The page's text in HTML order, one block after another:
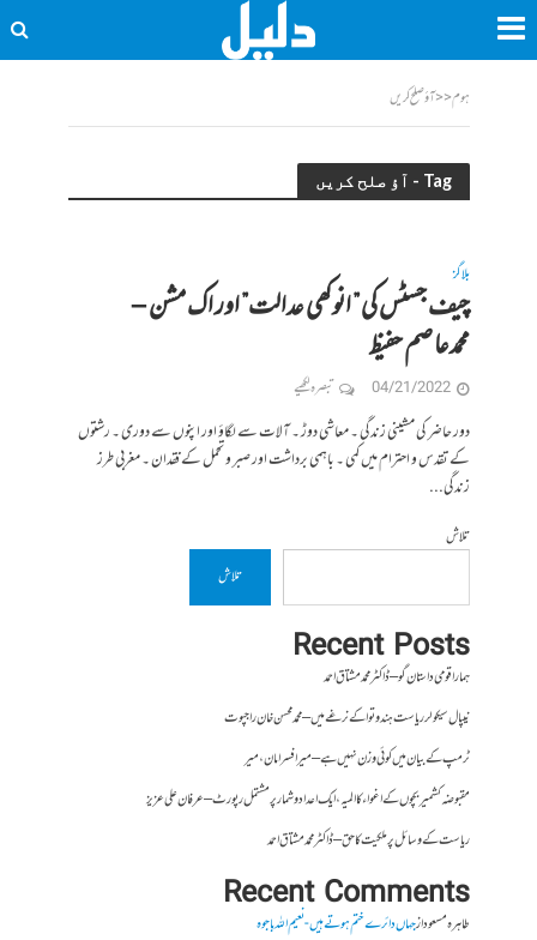
ہوم<<آؤ صلح کریں
Tag - آؤ صلح کریں
بلاگز
چیف جسٹس کی ” انوکھی عدالت” اور اک مشن –
محمدعاصم حفیظ
04/21/2022 تبصرہ لکھیے
دور حاضر کی مشینی زندگی ۔ معاشی دوڑ ۔ آلات سے لگاؤ اور اپنوں سے دوری ۔ رشتوں
کے تقدس و احترام میں کمی ۔ باہمی برداشت اور صبر و تحمل کے فقدان ۔ مغربی طرز
زندگی...
تلاش
تلاش
Recent Posts
ہمارا قومی داستان گو – ڈاکٹر محمد مشتاق احمد
نیپال سیکولر ریاست ہندوتوا کے نرغے میں – محمد محسن خان راجپوت
ٹرمپ کے بیان میں کوئی وزن نہیں ہے – میر افسرامان،میر
مقبوضہ کشمیر بچوں کے اغواء کا المیہ، ایک اعداد و شمار پر مشتمل رپورٹ – عرفان علی عزیز
ریاست کے وسائل پر ملکیت کا حق – ڈاکٹر محمد مشتاق احمد
Recent Comments
طاہرہ مسعودازجہاں دائرے ختم ہوتے ہیں- نعیم اللہ باجوہ